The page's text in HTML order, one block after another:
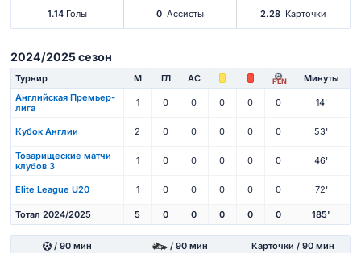
1.14Голы 0 Ассисты 2.28 Карточки
2024/2025 сезон
Турнир М ГЛ АС PEN
Минуты
Английская Премьер-
лига
1 0 0 0 0 0 14'
Кубок Англии 2 0 0 0 0 0 53'
Товарищеские матчи
клубов 3
1 0 0 0 0 0 46'
Elite League U20 1 0 0 0 0 0 72'
Тотал 2024/2025 5 0 0 0 0 0 185'
/ 90 мин / 90 мин Карточки / 90 мин